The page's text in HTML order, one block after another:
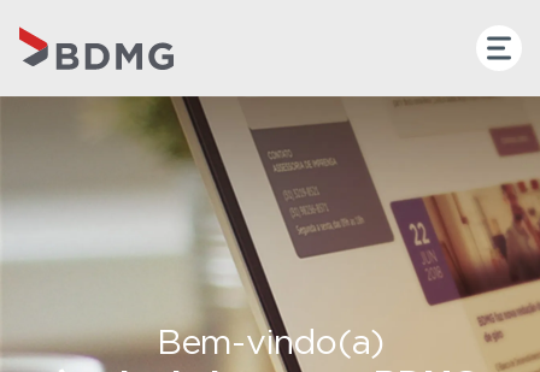
Bem-vindo(a)